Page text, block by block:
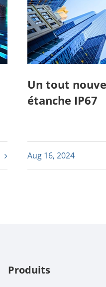
Un tout
étanche IP67
Aug 16, 2024
Produits